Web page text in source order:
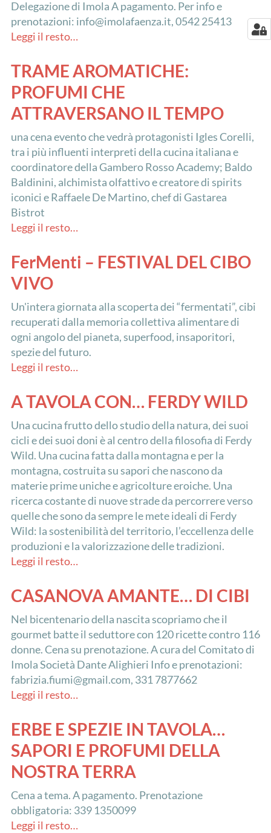
Delegazione di Imola A pagamento. Per info e
prenotazioni: info@imolafaenza.it, 0542 25413
Leggi il resto…
TRAME AROMATICHE:
PROFUMI CHE
ATTRAVERSANO IL TEMPO
una cena evento che vedrà protagonisti Igles Corelli,
tra i più influenti interpreti della cucina italiana e
coordinatore della Gambero Rosso Academy; Baldo
Baldinini, alchimista olfattivo e creatore di spirits
iconici e Raffaele De Martino, chef di Gastarea
Bistrot
Leggi il resto…
FerMenti – FESTIVAL DEL CIBO
VIVO
Un'intera giornata alla scoperta dei “fermentati”, cibi
recuperati dalla memoria collettiva alimentare di
ogni angolo del pianeta, superfood, insaporitori,
spezie del futuro.
Leggi il resto…
A TAVOLA CON… FERDY WILD
Una cucina frutto dello studio della natura, dei suoi
cicli e dei suoi doni è al centro della filosofia di Ferdy
Wild. Una cucina fatta dalla montagna e per la
montagna, costruita su sapori che nascono da
materie prime uniche e agricolture eroiche. Una
ricerca costante di nuove strade da percorrere verso
quelle che sono da sempre le mete ideali di Ferdy
Wild: la sostenibilità del territorio, l’eccellenza delle
produzioni e la valorizzazione delle tradizioni.
Leggi il resto…
CASANOVA AMANTE… DI CIBI
Nel bicentenario della nascita scopriamo che il
gourmet batte il seduttore con 120 ricette contro 116
donne. Cena su prenotazione. A cura del Comitato di
Imola Società Dante Alighieri Info e prenotazioni:
fabrizia.fiumi@gmail.com, 331 7877662
Leggi il resto…
ERBE E SPEZIE IN TAVOLA…
SAPORI E PROFUMI DELLA
NOSTRA TERRA
Cena a tema. A pagamento. Prenotazione
obbligatoria: 339 1350099
Leggi il resto…